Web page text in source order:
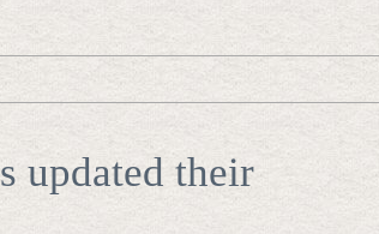
updated their